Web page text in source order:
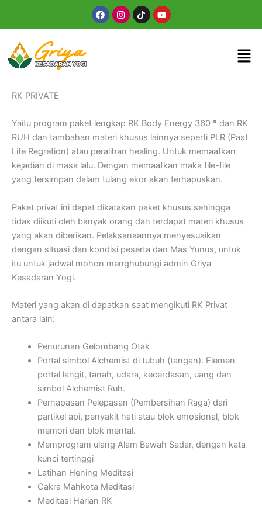
FacebookInstagram
TiktokYoutube
RK PRIVATE
Yaitu program paket lengkap RK Body Energy 360 ° dan RK
RUH dan tambahan materi khusus lainnya seperti PLR (Past
Life Regretion) atau peralihan healing. Untuk memaafkan
kejadian di masa lalu. Dengan memaafkan maka file-file
yang tersimpan dalam tulang ekor akan terhapuskan.
Paket privat ini dapat dikatakan paket khusus sehingga
tidak diikuti oleh banyak orang dan terdapat materi khusus
yang akan diberikan. Pelaksanaannya menyesuaikan
dengan situasi dan kondisi peserta dan Mas Yunus, untuk
itu untuk jadwal mohon menghubungi admin Griya
Kesadaran Yogi.
Materi yang akan di dapatkan saat mengikuti RK Privat
antara lain:
Penurunan Gelombang Otak
Portal simbol Alchemist di tubuh (tangan). Elemen
portal langit, tanah, udara, kecerdasan, uang dan
simbol Alchemist Ruh.
Pernapasan Pelepasan (Pembersihan Raga) dari
partikel api, penyakit hati atau blok emosional, blok
memori dan blok mental.
Memprogram ulang Alam Bawah Sadar, dengan kata
kunci tertinggi
Latihan Hening Meditasi
Cakra Mahkota Meditasi
Meditasi Harian RK